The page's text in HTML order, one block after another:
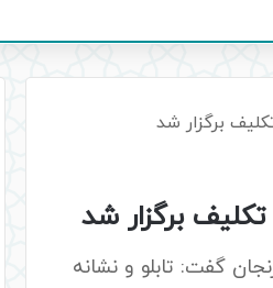
یک هزار و ۵۰۰ دانش‌‌آموز در زنجان گفت: تابلو و نشانه‌